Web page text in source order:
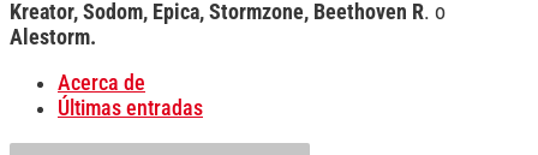
Kreator, Sodom, Epica, Stormzone, Beethoven R. o
Alestorm.
Acerca de
Últimas entradas